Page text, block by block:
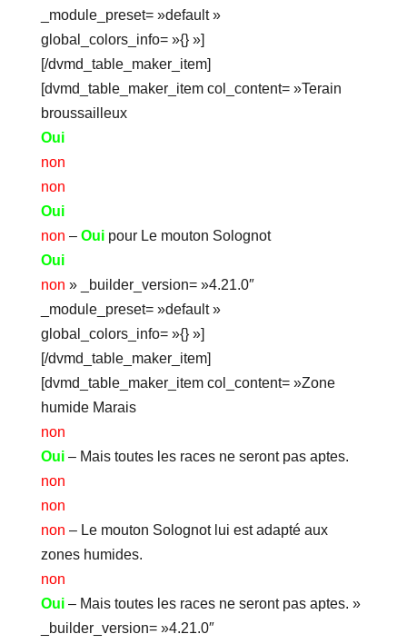
_module_preset= »default »
global_colors_info= »{} »]
[/dvmd_table_maker_item]
[dvmd_table_maker_item col_content= »Terain
broussailleux
Oui
non
non
Oui
non – Ouipour Le mouton Solognot
Oui
non » _builder_version= »4.21.0″
_module_preset= »default »
global_colors_info= »{} »]
[/dvmd_table_maker_item]
[dvmd_table_maker_item col_content= »Zone
humide Marais
non
Oui– Mais toutes les races ne seront pas aptes.
non
non
non – Le mouton Solognot lui est adapté aux
zones humides.
non
Oui– Mais toutes les races ne seront pas aptes. »
_builder_version= »4.21.0″